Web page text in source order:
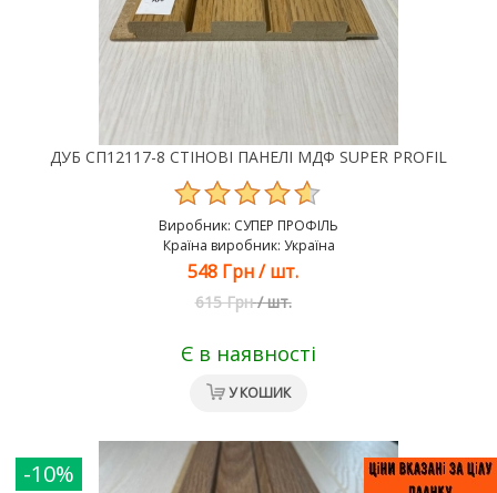
ДУБ СП12117-8 СТІНОВІ ПАНЕЛІ МДФ SUPER PROFIL
Виробник: СУПЕР ПРОФІЛЬ
Країна виробник: Україна
548 Грн/шт.
615 Грн /шт.
Є в наявності
У КОШИК
-10%